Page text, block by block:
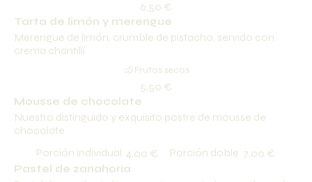
6,50 €
Tarta de limón y merengue
Merengue de limón, crumble de pistacho, servido con
crema chantillí
5,50 €
Frutos secos
Mousse de chocolate
Nuestro distinguido y exquisito postre de mousse de
chocolate
Porción individual 4,00 € Porción doble 7,00 €
Pastel de zanahoria